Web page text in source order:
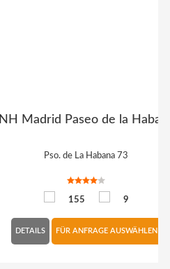
NH Madrid Paseo de la
Pso. de La Habana 73
155 9
DETAILS FÜR ANFRAGE AUSWÄHLEN